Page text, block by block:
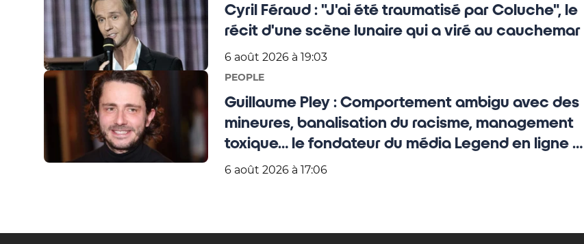
Cyril Féraud : "J'ai été traumatisé par Coluche", le
récit d'une scène lunaire qui a viré au cauchemar
6 août 2026 à 19:03
PEOPLE
Guillaume Pley : Comportement ambigu avec des
mineures, banalisation du racisme, management
toxique… le fondateur du média Legend en ligne de
mire !
6 août 2026 à 17:06